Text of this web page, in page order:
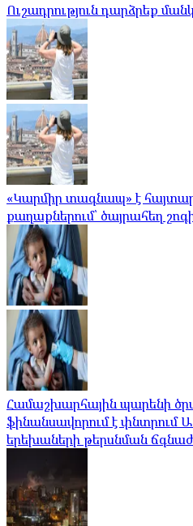
Ուշադրություն դարձրեք
«Կարմիր տագնապ» է
քաղաքներում՝ ծայրահեղ
Համաշխարհային պարենի
ֆինանսավորում է փնտրում
երեխաների թերսնման